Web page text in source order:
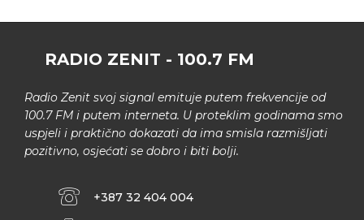
RADIO ZENIT - 100.7 FM
Radio Zenit svoj signal emituje putem frekvencije od
100.7 FM i putem interneta. U proteklim godinama smo
uspjeli i praktično dokazati da ima smisla razmišljati
pozitivno, osjećati se dobro i biti bolji.
+387 32 404 004